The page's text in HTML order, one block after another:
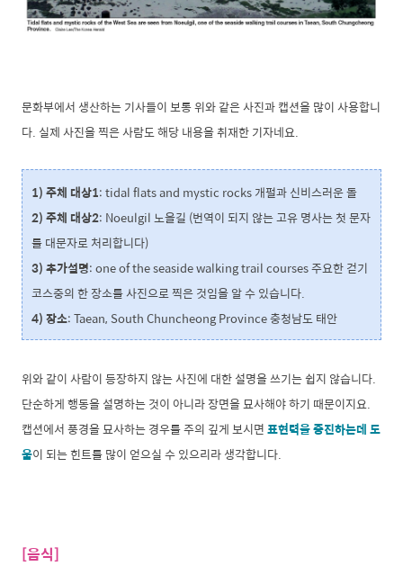
문화부에서 생산하는 기사들이 보통 위와 같은 사진과 캡션을 많이 사용합니
다. 실제 사진을 찍은 사람도 해당 내용을 취재한 기자네요.
1) 주체 대상1: tidal flats and mystic rocks 개펄과 신비스러운 돌
2) 주체 대상2: Noeulgil 노을길 (번역이 되지 않는 고유 명사는 첫 문자
를 대문자로 처리합니다)
3) 추가설명: one of the seaside walking trail courses 주요한 걷기
코스중의 한 장소를 사진으로 찍은 것임을 알 수 있습니다.
4) 장소: Taean, South Chuncheong Province 충청남도 태안
위와 같이 사람이 등장하지 않는 사진에 대한 설명을 쓰기는 쉽지 않습니다.
단순하게 행동을 설명하는 것이 아니라 장면을 묘사해야 하기 때문이지요.
캡션에서 풍경을 묘사하는 경우를 주의 깊게 보시면표현력을 증진하는데 도
움이 되는 힌트를 많이 얻으실 수 있으리라 생각합니다.
[음식]